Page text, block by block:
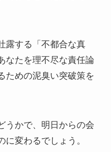
露する「不都合な真
なたを理不尽な責任論
ための泥臭い突破策を
うかで、明日からの会
変わるでしょう。